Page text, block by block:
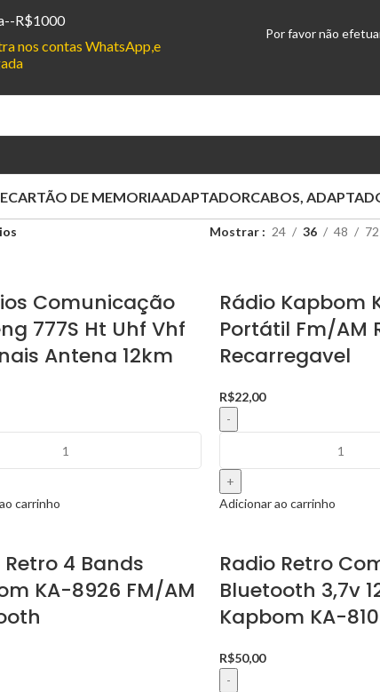
R$1000
nos contas WhatsApp,e
Por favor não
CARTÃO DE MEMORIAADAPTADORCABOS,
Mostrar 24 36 48 72
Comunicação
777S Ht Uhf Vhf
Antena 12km
carrinho
Rádio Kapbom
Portátil Fm/AM
Recarregavel
R$22,00
Adicionar ao carrinho
Retro 4 Bands
KA-8926 FM/AM
Radio Retro
Bluetooth 3,7v
Kapbom KA-
R$50,00